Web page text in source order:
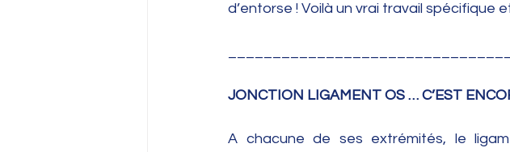
d’entorse ! Voilà un vrai travail spécifique
JONCTION LIGAMENT OS … C’EST
A chacune de ses extrémités, le